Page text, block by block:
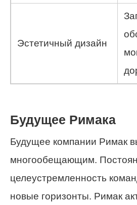
Эстетичный дизайн
Будущее Римака
Будущее компании Римак
многообещающим.
целеустремленность
новые горизонты. Римак